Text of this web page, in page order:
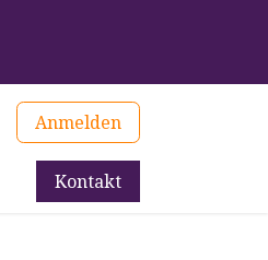
Anmelden
Mieten
Kontakt